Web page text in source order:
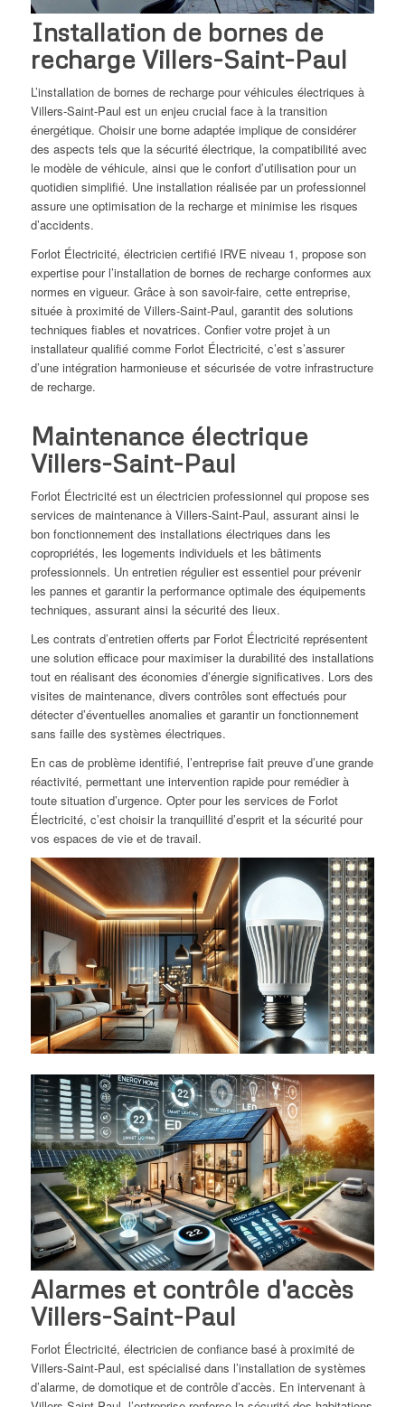
Installation de bornes de
recharge Villers-Saint-Paul
L’installation de bornes de recharge pour véhicules électriques à
Villers-Saint-Paul est un enjeu crucial face à la transition
énergétique. Choisir une borne adaptée implique de considérer
des aspects tels que la sécurité électrique, la compatibilité avec
le modèle de véhicule, ainsi que le confort d’utilisation pour un
quotidien simplifié. Une installation réalisée par un professionnel
assure une optimisation de la recharge et minimise les risques
d’accidents.
Forlot Électricité, électricien certifié IRVE niveau 1, propose son
expertise pour l’installation de bornes de recharge conformes aux
normes en vigueur. Grâce à son savoir-faire, cette entreprise,
située à proximité de Villers-Saint-Paul, garantit des solutions
techniques fiables et novatrices. Confier votre projet à un
installateur qualifié comme Forlot Électricité, c’est s’assurer
d’une intégration harmonieuse et sécurisée de votre infrastructure
de recharge.
Maintenance électrique
Villers-Saint-Paul
Forlot Électricité est un électricien professionnel qui propose ses
services de maintenance à Villers-Saint-Paul, assurant ainsi le
bon fonctionnement des installations électriques dans les
copropriétés, les logements individuels et les bâtiments
professionnels. Un entretien régulier est essentiel pour prévenir
les pannes et garantir la performance optimale des équipements
techniques, assurant ainsi la sécurité des lieux.
Les contrats d’entretien offerts par Forlot Électricité représentent
une solution efficace pour maximiser la durabilité des installations
tout en réalisant des économies d’énergie significatives. Lors des
visites de maintenance, divers contrôles sont effectués pour
détecter d’éventuelles anomalies et garantir un fonctionnement
sans faille des systèmes électriques.
En cas de problème identifié, l’entreprise fait preuve d’une grande
réactivité, permettant une intervention rapide pour remédier à
toute situation d’urgence. Opter pour les services de Forlot
Électricité, c’est choisir la tranquillité d’esprit et la sécurité pour
vos espaces de vie et de travail.
Alarmes et contrôle d'accès
Villers-Saint-Paul
Forlot Électricité, électricien de confiance basé à proximité de
Villers-Saint-Paul, est spécialisé dans l’installation de systèmes
d’alarme, de domotique et de contrôle d’accès. En intervenant à